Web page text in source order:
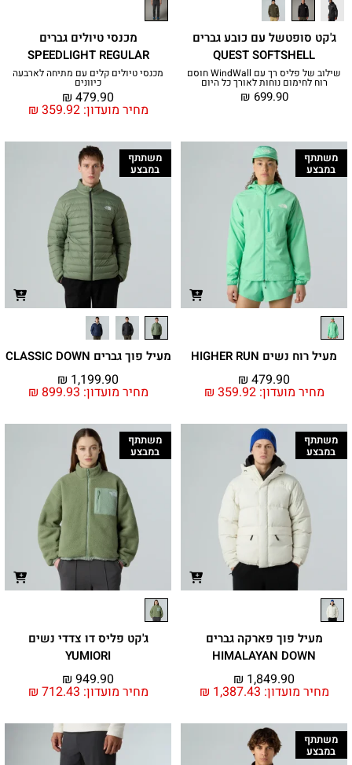
ג'קט סופטשל עם כובע גברים
QUEST SOFTSHELL
שילוב של פליס רך עם WindWall חוסם
רוח לחימום נוחות לאורך כל היום
₪ 699.90
מכנסי טיולים גברים
SPEEDLIGHT REGULAR
מכנסי טיולים קלים עם מתיחה לארבעה
כיוונים
מחיר מועדון: ₪ 359.92
₪ 479.90
משתתף
במבצע
מעיל רוח נשים HIGHER RUN
מחיר מועדון: ₪ 359.92
₪ 479.90
משתתף
במבצע
מעיל פוך גברים CLASSIC DOWN
מחיר מועדון: ₪ 899.93
₪ 1,199.90
משתתף
במבצע
מעיל פוך פארקה גברים
HIMALAYAN DOWN
מחיר מועדון: ₪ 1,387.43
₪ 1,849.90
משתתף
במבצע
ג'קט פליס דו צדדי נשים
YUMIORI
מחיר מועדון: ₪ 712.43
₪ 949.90
משתתף
במבצע